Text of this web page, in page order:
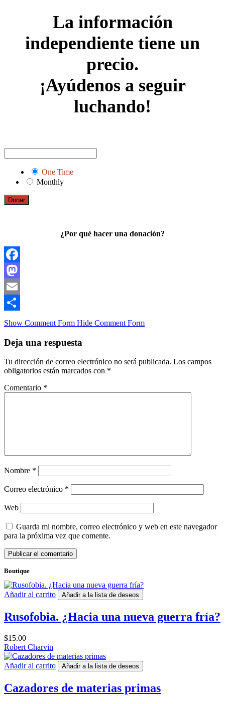
La información
independiente tiene un
precio.
¡Ayúdenos a seguir
luchando!
One Time
Monthly
Donar
¿Por qué hacer una donación?
Facebook
Mastodon
Email
Compartir
Show Comment Form Hide Comment Form
Deja una respuesta
Tu dirección de correo electrónico no será publicada. Los campos
obligatorios están marcados con *
Comentario *
Nombre *
Correo electrónico *
Web
Guarda mi nombre, correo electrónico y web en este navegador
para la próxima vez que comente.
Boutique
Añadir al carrito Añadir a la lista de deseos
Rusofobia. ¿Hacia una nueva guerra fría?
$15.00
Robert Charvin
Añadir al carrito Añadir a la lista de deseos
Cazadores de materias primas